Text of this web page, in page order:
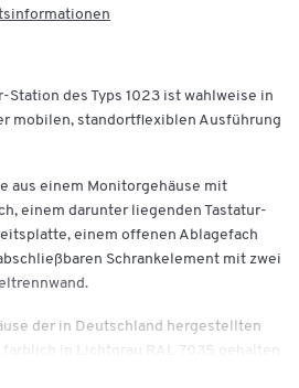
des Typs 1023 ist wahlweise in
mobilen, standortflexiblen Ausführung
aus einem Monitorgehäuse mit
einem darunter liegenden Tastatur-
einem offenen Ablagefach
Schrankelement mit zwei
der in Deutschland hergestellten
in Lichtgrau RAL 7035 gehalten
von B 720 x T 300 x H 710 mm. In ihm